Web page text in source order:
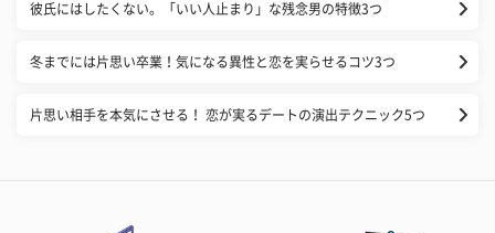
彼氏にはしたくない。「いい人止まり」な残念男の特徴3つ
冬までには片思い卒業！気になる異性と恋を実らせるコツ3つ
片思い相手を本気にさせる！ 恋が実るデートの演出テクニック5つ